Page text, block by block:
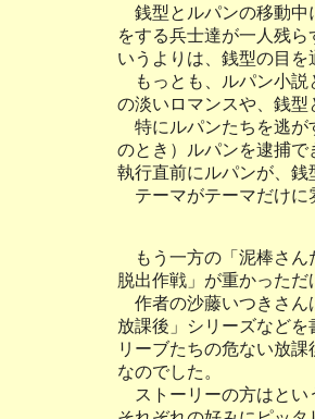
銭型とルパンの移動中
をする兵士達が一人残
いうよりは、銭型の目
もっとも、ルパン小説
の淡いロマンスや、銭
特にルパンたちを逃が
のとき）ルパンを逮捕
執行直前にルパンが、
テーマがテーマだけに
もう一方の「泥棒さん
脱出作戦」が重かった
作者の沙藤いつきさん
放課後」シリーズなど
リーブたちの危ない放
なのでした。
ストーリーの方はとい